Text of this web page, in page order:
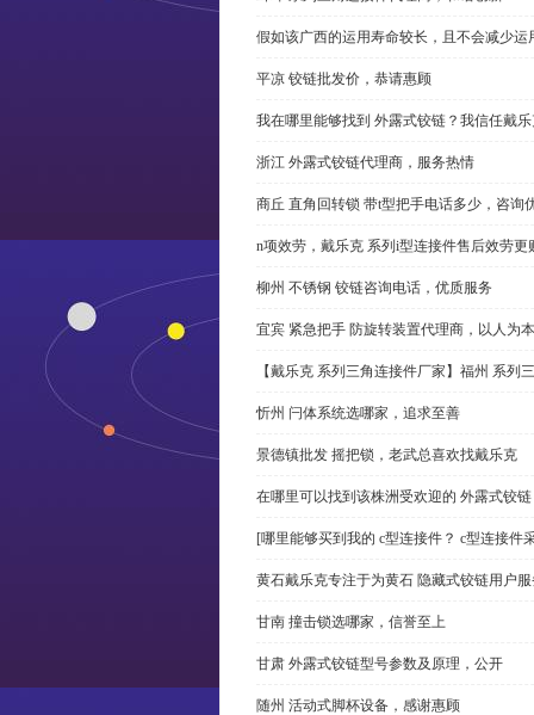
假如该广西的运用寿命较长，且不会减少
平凉 铰链批发价，恭请惠顾
我在哪里能够找到 外露式铰链？我信任戴
浙江 外露式铰链代理商，服务热情
商丘 直角回转锁 带t型把手电话多少，咨询
n项效劳，戴乐克 系列i型连接件售后效劳更
柳州 不锈钢 铰链咨询电话，优质服务
宜宾 紧急把手 防旋转装置代理商，以人为本
【戴乐克 系列三角连接件厂家】福州 系列
忻州 闩体系统选哪家，追求至善
景德镇批发 摇把锁，老武总喜欢找戴乐克
在哪里可以找到该株洲受欢迎的 外露式铰
[哪里能够买到我的 c型连接件？ c型连接件
黄石戴乐克专注于为黄石 隐藏式铰链用户
甘南 撞击锁选哪家，信誉至上
甘肃 外露式铰链型号参数及原理，公开
随州 活动式脚杯设备，感谢惠顾